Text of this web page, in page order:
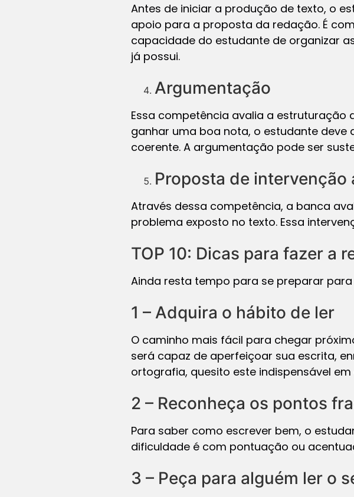
Antes de iniciar a produção de texto, o
apoio para a proposta da redação. É
capacidade do estudante de organizar
já possui.
Argumentação
Essa competência avalia a estruturação
ganhar uma boa nota, o estudante deve
coerente. A argumentação pode ser
Proposta de intervenção
Através dessa competência, a banca
problema exposto no texto. Essa
TOP 10: Dicas para fazer a
Ainda resta tempo para se preparar
1 – Adquira o hábito de ler
O caminho mais fácil para chegar
será capaz de aperfeiçoar sua escrita,
ortografia, quesito este indispensável
2 – Reconheça os pontos
Para saber como escrever bem, o
dificuldade é com pontuação ou
3 – Peça para alguém ler o